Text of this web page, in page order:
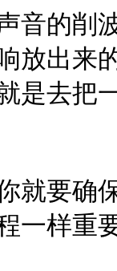
音的削
放出来
是去把
就要确
一样重